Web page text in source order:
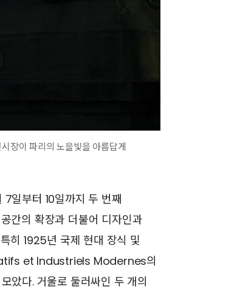
장이 파리의 노을빛을 아름답게
일부터 10일까지 두 번째
간의 확장과 더불어 디자인과
히 1925년 국제 현대 장식 및
et Industriels Modernes의
았다. 거울로 둘러싸인 두 개의